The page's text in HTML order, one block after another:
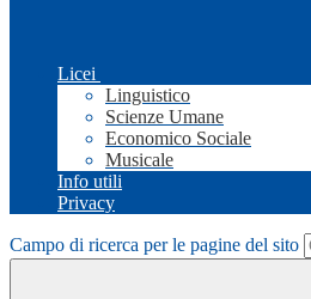
Licei
Linguistico
Scienze Umane
Economico Sociale
Musicale
Info utili
Privacy
Campo di ricerca per le pagine del sito